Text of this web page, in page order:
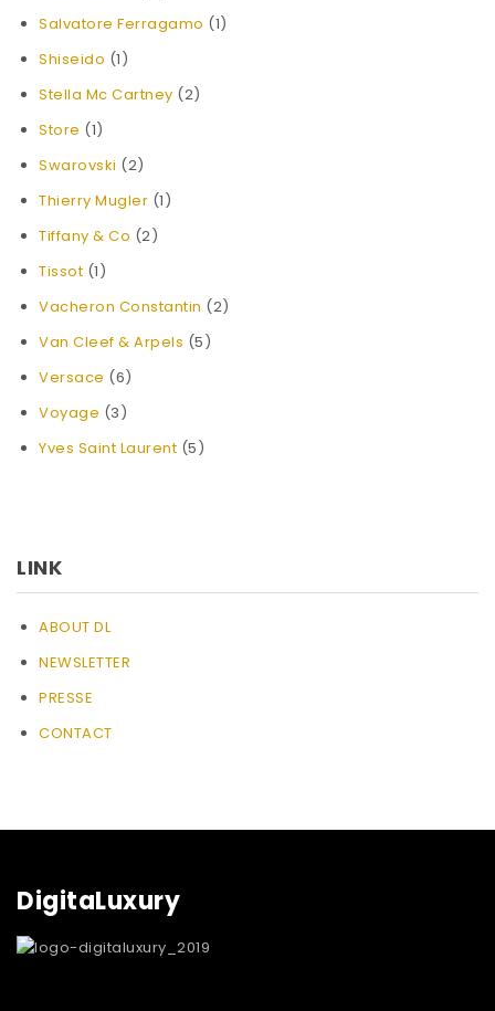
Salvatore Ferragamo (1)
Shiseido (1)
Stella Mc Cartney (2)
Store (1)
Swarovski (2)
Thierry Mugler (1)
Tiffany & Co (2)
Tissot (1)
Vacheron Constantin (2)
Van Cleef & Arpels (5)
Versace (6)
Voyage (3)
Yves Saint Laurent (5)
LINK
ABOUT DL
NEWSLETTER
PRESSE
CONTACT
DigitaLuxury